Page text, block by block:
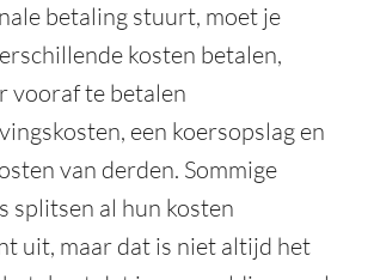
betaling stuurt, moet je
kosten betalen,
vooraf te betalen
een koersopslag en
van derden. Sommige
splitsen al hun kosten
uit, maar dat is niet altijd het